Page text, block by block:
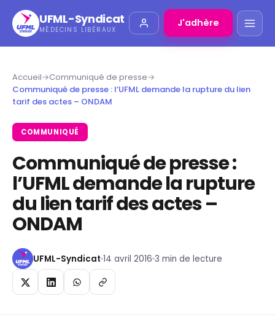
UFML-Syndicat
MÉDECINS LIBÉRAUX
J'adhère
Accueil→Communiqué de presse→
Communiqué de presse : l’UFML demande la rupture du lien
tarif des actes – ONDAM
COMMUNIQUÉ
Communiqué de presse :
l’UFML demande la rupture
du lien tarif des actes –
ONDAM
UFML-Syndicat 14 avril 2016 3 min de lecture